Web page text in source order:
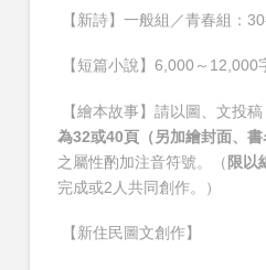
【新詩】一般組／青春組：30
【短篇小說】6,000～12,000
【繪本故事】請以圖、文投
為32或40頁（另加繪封面、書
之屬性酌加注音符號。（ 限以
完成或2人共同創作。）
【新住民圖文創作】